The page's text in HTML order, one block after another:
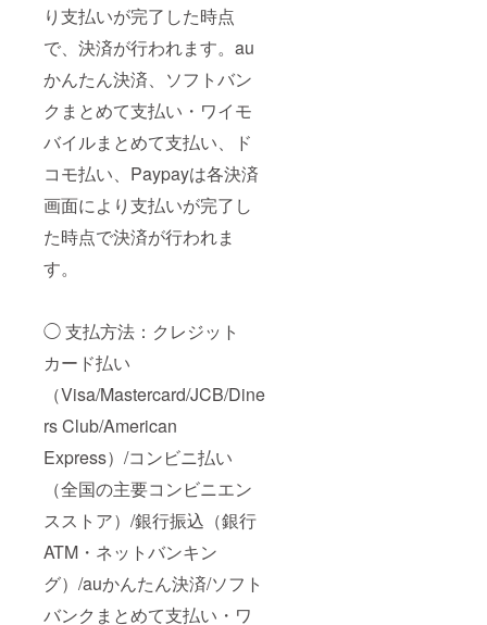
り支払いが完了した時点
で、決済が行われます。au
かんたん決済、ソフトバン
クまとめて支払い・ワイモ
バイルまとめて支払い、ド
コモ払い、Paypayは各決済
画面により支払いが完了し
た時点で決済が行われま
す。
◯ 支払方法：クレジット
カード払い
（Visa/Mastercard/JCB/Dine
rs Club/American
Express）/コンビニ払い
（全国の主要コンビニエン
スストア）/銀行振込（銀行
ATM・ネットバンキン
グ）/auかんたん決済/ソフト
バンクまとめて支払い・ワ